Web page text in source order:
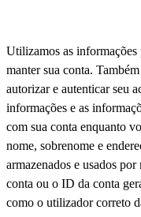
Utilizamos as informações
manter sua conta.
autorizar e autenticar seu
informações e as
com sua conta enquanto
nome, sobrenome e
armazenados e usados
conta ou o ID da conta
como o utilizador correto